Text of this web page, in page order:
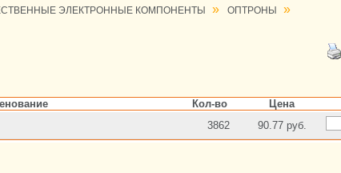
ЭЛЕКТРОННЫЕ КОМПОНЕНТЫ » ОПТРОНЫ »
Кол-во
Цена
3862 90.77 руб.